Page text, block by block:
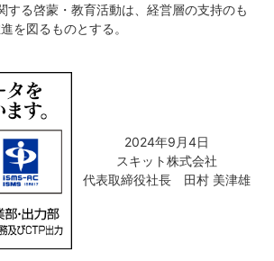
する啓蒙・教育活動は、経営層の支持のも
を図るものとする。
2024年9月4日
スキット株式会社
代表取締役社長 田村 美津雄